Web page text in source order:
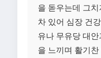
을 돋우는데 그
차 있어 심장 건
유나 무유당 대
을 느끼며 활기